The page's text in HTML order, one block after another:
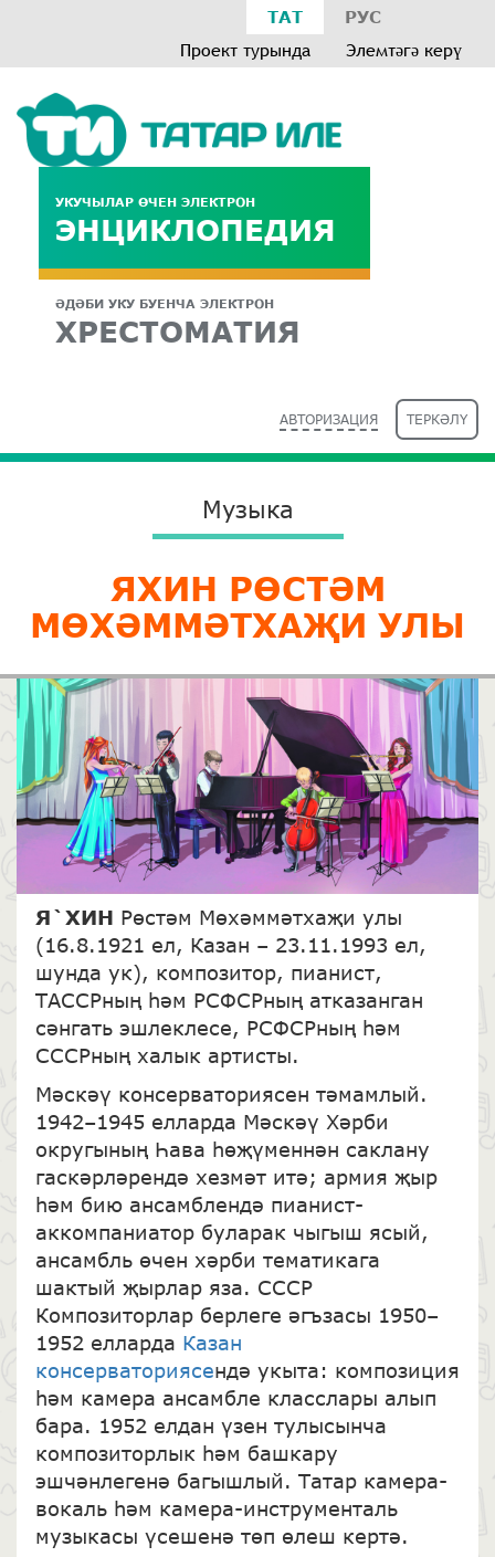
ТАТ РУС
Проект турында Элемтәгә керү
УКУЧЫЛАР ӨЧЕН ЭЛЕКТРОН
ЭНЦИКЛОПЕДИЯ
ӘДӘБИ УКУ БУЕНЧА ЭЛЕКТРОН
ХРЕСТОМАТИЯ
АВТОРИЗАЦИЯ ТЕРКӘЛҮ
Музыка
ЯХИН РӨСТӘМ
МӨХӘММӘТХАҖИ УЛЫ
Я`ХИН Рөстәм Мөхәммәтхаҗи улы
(16.8.1921 ел, Казан – 23.11.1993 ел,
шунда ук), композитор, пианист,
ТАССРның һәм РСФСРның атказанган
сәнгать эшлеклесе, РСФСРның һәм
СССРның халык артисты.
Мәскәү консерваториясен тәмамлый.
1942–1945 елларда Мәскәү Хәрби
округының Һава һөҗүменнән саклану
гаскәрләрендә хезмәт итә; армия җыр
һәм бию ансамблендә пианист-
аккомпаниатор буларак чыгыш ясый,
ансамбль өчен хәрби тематикага
шактый җырлар яза. СССР
Композиторлар берлеге әгъзасы 1950–
1952 елларда Казан
консерваториясендә укыта: композиция
һәм камера ансамбле класслары алып
бара. 1952 елдан үзен тулысынча
композиторлык һәм башкару
эшчәнлегенә багышлый. Татар камера-
вокаль һәм камера-инструменталь
музыкасы үсешенә төп өлеш кертә.